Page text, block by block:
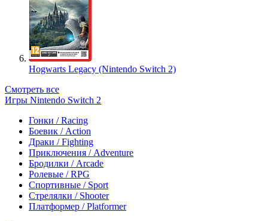
Hogwarts Legacy (Nintendo Switch 2)
Смотреть все
Игры Nintendo Switch 2
Гонки / Racing
Боевик / Action
Драки / Fighting
Приключения / Adventure
Бродилки / Arcade
Ролевые / RPG
Спортивные / Sport
Стрелялки / Shooter
Платформер / Platformer